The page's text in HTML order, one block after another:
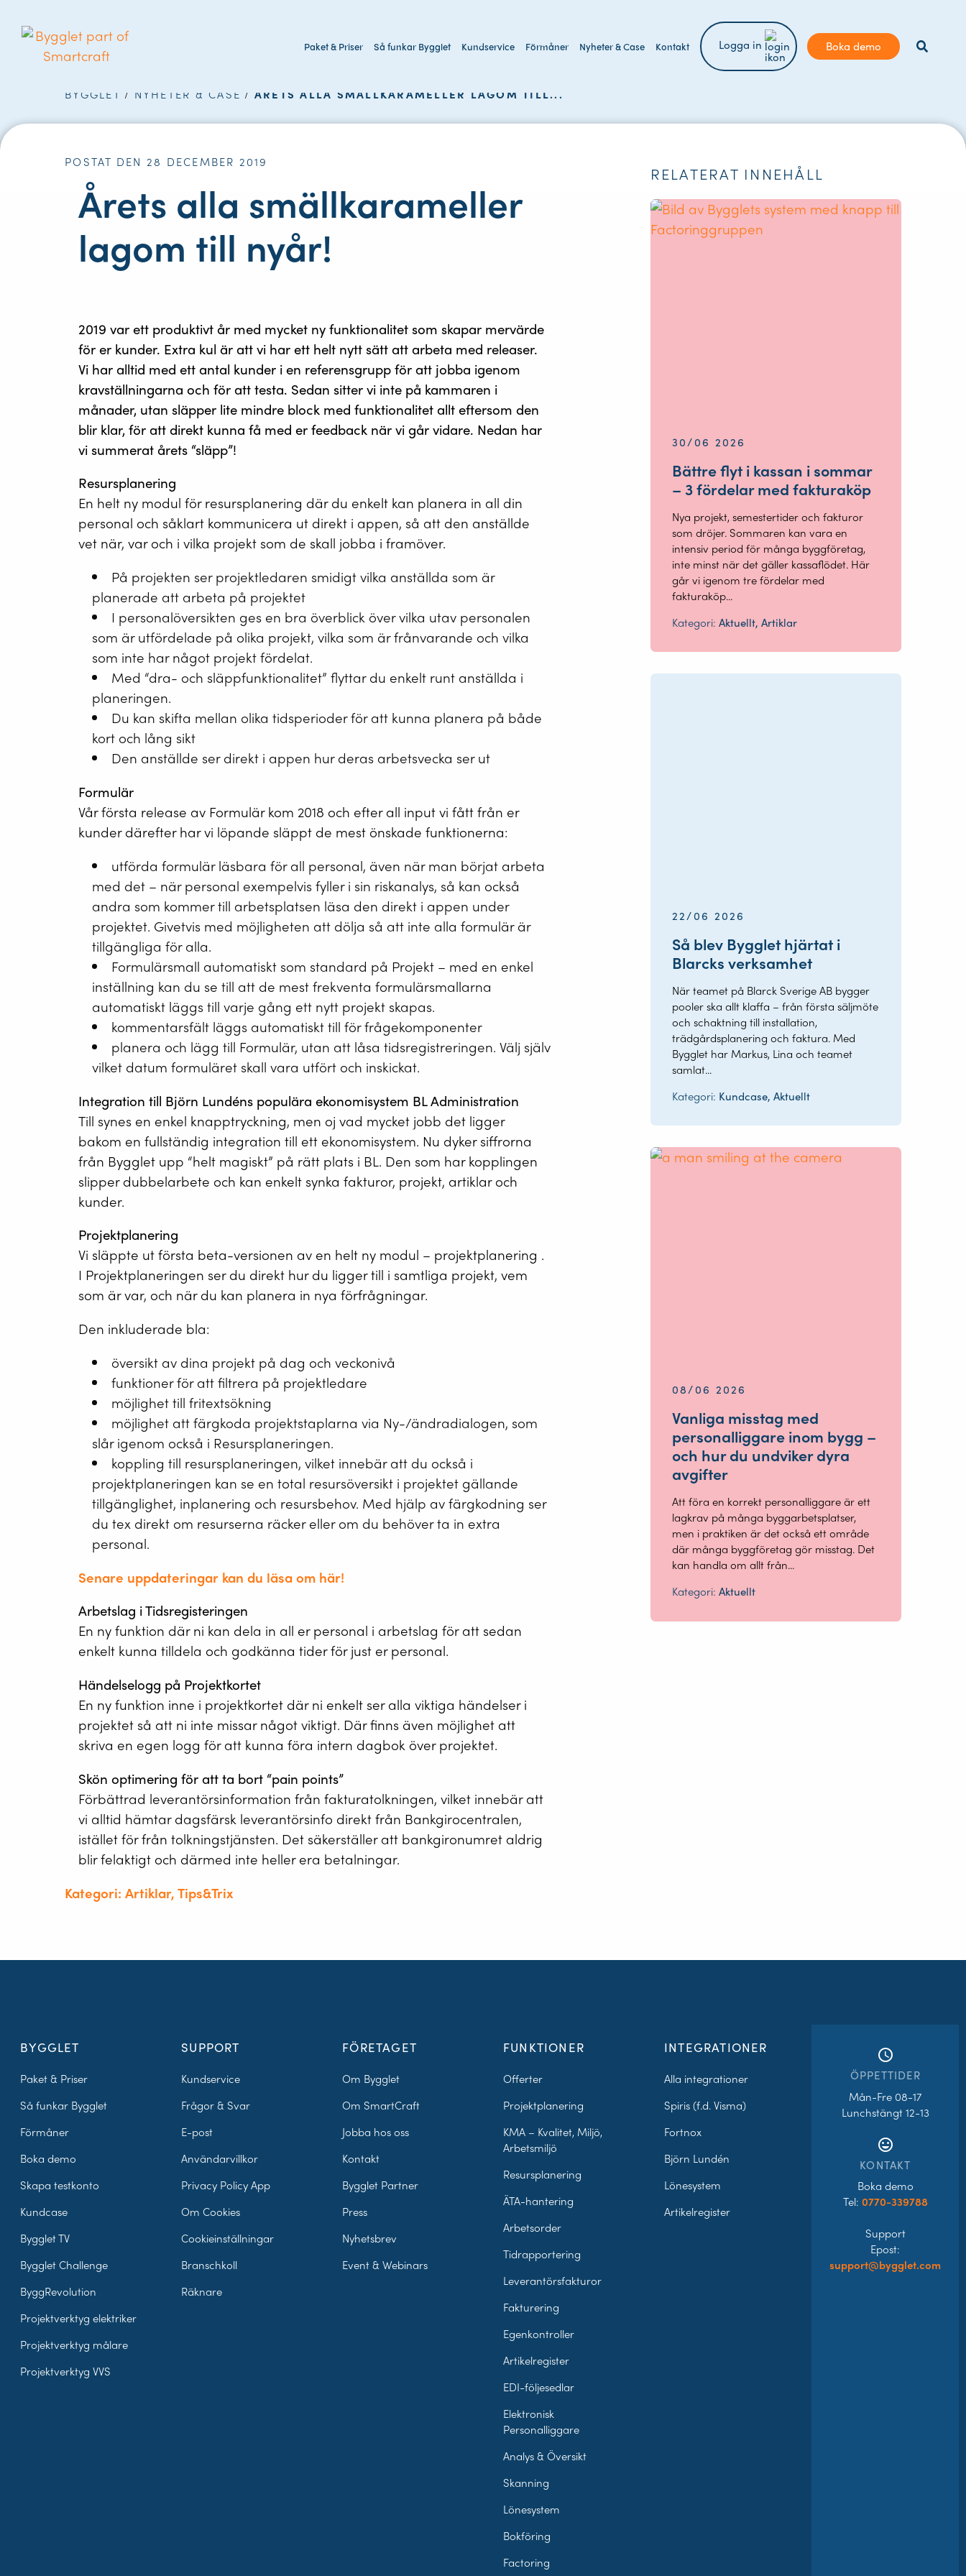
Paket & Priser Så funkar Bygglet Kundservice Förmåner Nyheter & Case Kontakt Logga in Boka demo
på
webbplatsen
BYGGLET / NYHETER & CASE / ÅRETS ALLA SMÄLLKARAMELLER LAGOM TILL...
POSTAT DEN 28 DECEMBER 2019
Årets alla smällkarameller
lagom till nyår!
2019 var ett produktivt år med mycket ny funktionalitet som skapar mervärde
för er kunder. Extra kul är att vi har ett helt nytt sätt att arbeta med releaser.
Vi har alltid med ett antal kunder i en referensgrupp för att jobba igenom
kravställningarna och för att testa. Sedan sitter vi inte på kammaren i
månader, utan släpper lite mindre block med funktionalitet allt eftersom den
blir klar, för att direkt kunna få med er feedback när vi går vidare. Nedan har
vi summerat årets “släpp”!
Resursplanering
En helt ny modul för resursplanering där du enkelt kan planera in all din
personal och såklart kommunicera ut direkt i appen, så att den anställde
vet när, var och i vilka projekt som de skall jobba i framöver.
På projekten ser projektledaren smidigt vilka anställda som är
planerade att arbeta på projektet
I personalöversikten ges en bra överblick över vilka utav personalen
som är utfördelade på olika projekt, vilka som är frånvarande och vilka
som inte har något projekt fördelat.
Med “dra- och släppfunktionalitet” flyttar du enkelt runt anställda i
planeringen.
Du kan skifta mellan olika tidsperioder för att kunna planera på både
kort och lång sikt
Den anställde ser direkt i appen hur deras arbetsvecka ser ut
Formulär
Vår första release av Formulär kom 2018 och efter all input vi fått från er
kunder därefter har vi löpande släppt de mest önskade funktionerna:
utförda formulär läsbara för all personal, även när man börjat arbeta
med det – när personal exempelvis fyller i sin riskanalys, så kan också
andra som kommer till arbetsplatsen läsa den direkt i appen under
projektet. Givetvis med möjligheten att dölja så att inte alla formulär är
tillgängliga för alla.
Formulärsmall automatiskt som standard på Projekt – med en enkel
inställning kan du se till att de mest frekventa formulärsmallarna
automatiskt läggs till varje gång ett nytt projekt skapas.
kommentarsfält läggs automatiskt till för frågekomponenter
planera och lägg till Formulär, utan att låsa tidsregistreringen. Välj själv
vilket datum formuläret skall vara utfört och inskickat.
Integration till Björn Lundéns populära ekonomisystem BL Administration
Till synes en enkel knapptryckning, men oj vad mycket jobb det ligger
bakom en fullständig integration till ett ekonomisystem. Nu dyker siffrorna
från Bygglet upp “helt magiskt” på rätt plats i BL. Den som har kopplingen
slipper dubbelarbete och kan enkelt synka fakturor, projekt, artiklar och
kunder.
Projektplanering
Vi släppte ut första beta-versionen av en helt ny modul – projektplanering .
I Projektplaneringen ser du direkt hur du ligger till i samtliga projekt, vem
som är var, och när du kan planera in nya förfrågningar.
Den inkluderade bla:
översikt av dina projekt på dag och veckonivå
funktioner för att filtrera på projektledare
möjlighet till fritextsökning
möjlighet att färgkoda projektstaplarna via Ny-/ändradialogen, som
slår igenom också i Resursplaneringen.
koppling till resursplaneringen, vilket innebär att du också i
projektplaneringen kan se en total resursöversikt i projektet gällande
tillgänglighet, inplanering och resursbehov. Med hjälp av färgkodning ser
du tex direkt om resurserna räcker eller om du behöver ta in extra
personal.
Senare uppdateringar kan du läsa om här!
Arbetslag i Tidsregisteringen
En ny funktion där ni kan dela in all er personal i arbetslag för att sedan
enkelt kunna tilldela och godkänna tider för just er personal.
Händelselogg på Projektkortet
En ny funktion inne i projektkortet där ni enkelt ser alla viktiga händelser i
projektet så att ni inte missar något viktigt. Där finns även möjlighet att
skriva en egen logg för att kunna föra intern dagbok över projektet.
Skön optimering för att ta bort “pain points”
Förbättrad leverantörsinformation från fakturatolkningen, vilket innebär att
vi alltid hämtar dagsfärsk leverantörsinfo direkt från Bankgirocentralen,
istället för från tolkningstjänsten. Det säkerställer att bankgironumret aldrig
blir felaktigt och därmed inte heller era betalningar.
Kategori: Artiklar, Tips&Trix
RELATERAT INNEHÅLL
30/06 2026
Bättre flyt i kassan i sommar
– 3 fördelar med fakturaköp
Nya projekt, semestertider och fakturor
som dröjer. Sommaren kan vara en
intensiv period för många byggföretag,
inte minst när det gäller kassaflödet. Här
går vi igenom tre fördelar med
fakturaköp...
Kategori: Aktuellt, Artiklar
22/06 2026
Så blev Bygglet hjärtat i
Blarcks verksamhet
När teamet på Blarck Sverige AB bygger
pooler ska allt klaffa – från första säljmöte
och schaktning till installation,
trädgårdsplanering och faktura. Med
Bygglet har Markus, Lina och teamet
samlat...
Kategori: Kundcase, Aktuellt
08/06 2026
Vanliga misstag med
personalliggare inom bygg –
och hur du undviker dyra
avgifter
Att föra en korrekt personalliggare är ett
lagkrav på många byggarbetsplatser,
men i praktiken är det också ett område
där många byggföretag gör misstag. Det
kan handla om allt från...
Kategori: Aktuellt
BYGGLET
Paket & Priser
Så funkar Bygglet
Förmåner
Boka demo
Skapa testkonto
Kundcase
Bygglet TV
Bygglet Challenge
ByggRevolution
Projektverktyg elektriker
Projektverktyg målare
Projektverktyg VVS
SUPPORT
Kundservice
Frågor & Svar
E-post
Användarvillkor
Privacy Policy App
Om Cookies
Cookieinställningar
Branschkoll
Räknare
FÖRETAGET
Om Bygglet
Om SmartCraft
Jobba hos oss
Kontakt
Bygglet Partner
Press
Nyhetsbrev
Event & Webinars
FUNKTIONER
Offerter
Projektplanering
KMA – Kvalitet, Miljö,
Arbetsmiljö
Resursplanering
ÄTA-hantering
Arbetsorder
Tidrapportering
Leverantörsfakturor
Fakturering
Egenkontroller
Artikelregister
EDI-följesedlar
Elektronisk
Personalliggare
Analys & Översikt
Skanning
Lönesystem
Bokföring
Factoring
INTEGRATIONER
Alla integrationer
Spiris (f.d. Visma)
Fortnox
Björn Lundén
Lönesystem
Artikelregister
access_time
ÖPPETTIDER
Mån-Fre 08-17
Lunchstängt 12-13
tag_faces
KONTAKT
Boka demo
Tel: 0770-339788
Support
Epost:
support@bygglet.com